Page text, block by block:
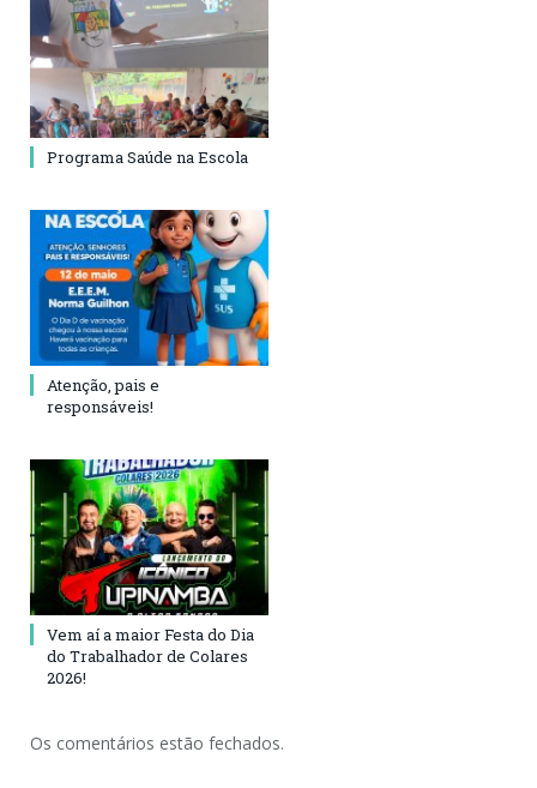
Programa Saúde na Escola
Atenção, pais e
responsáveis!
Vem aí a maior Festa do Dia
do Trabalhador de Colares
2026!
Os comentários estão fechados.